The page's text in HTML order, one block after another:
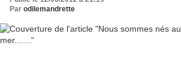
Par odilemandrette